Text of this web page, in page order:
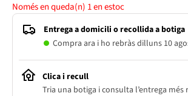
Només en queda(n) 1en estoc
Entrega a domicili o recollida a botiga
Compra ara i ho rebràs dilluns 10
Clica i recull
Tria una botiga i consulta l’entrega més